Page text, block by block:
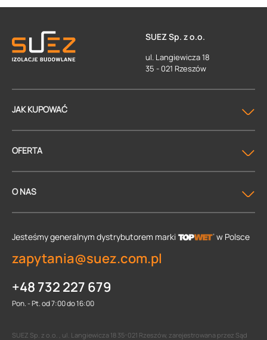
SUEZ Sp. z o.o.
ul. Langiewicza 18
35 - 021 Rzeszów
JAK KUPOWAĆ
OFERTA
O NAS
Jesteśmy generalnym dystrybutorem marki w Polsce
zapytania@suez.com.pl
+48 732 227 679
Pon. - Pt. od 7:00 do 16:00
SUEZ Sp. z o.o. , ul. Langiewicza 18 35-021 Rzeszów, zarejestrowana przez Sąd